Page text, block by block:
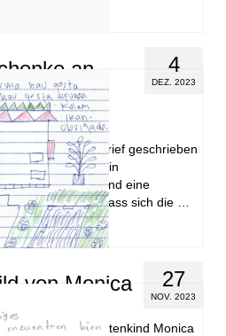
4
DEZ. 2023
an
jeweils einen Brief geschrieben
lassen. Ein
für Monica und eine
Wir hoffen sehr, dass sich die …
27
NOV. 2023
von Monica
von unserem Patenkind Monica